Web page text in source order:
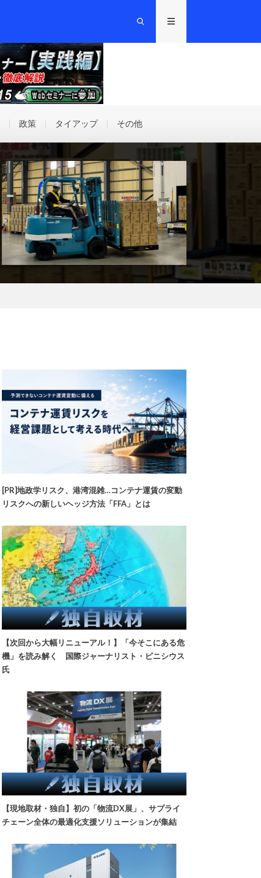
政策 タイアップ その他
[PR]地政学リスク、港湾混雑…コンテナ運賃の変動
リスクへの新しいヘッジ方法「FFA」とは
【次回から大幅リニューアル！】「今そこにある危
機」を読み解く 国際ジャーナリスト・ビニシウス
氏
【現地取材・独自】初の「物流DX展」、サプライ
チェーン全体の最適化支援ソリューションが集結